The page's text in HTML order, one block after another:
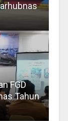
FGD
Tahun